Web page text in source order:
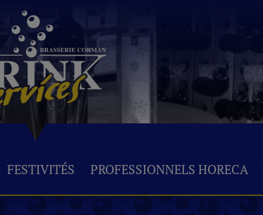
FESTIVITÉS PROFESSIONNELS HORECA